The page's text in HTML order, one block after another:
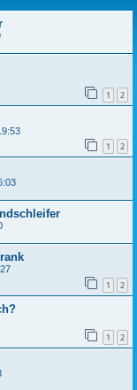
1 2
1 2
1 2
1 2